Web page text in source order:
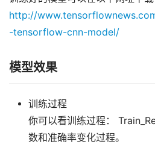
http://
-tensorflow-cnn-model/
模型效果
训练过程
你可以看训练过程：
数和准确率变化过程。